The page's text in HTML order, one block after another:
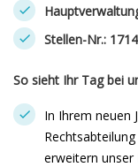
Stellen-Nr.:
So sieht Ihr Tag bei
In Ihrem neuen
erweitern unser